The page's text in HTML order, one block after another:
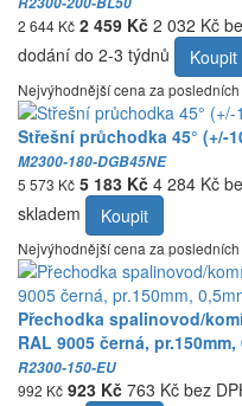
2 644 Kč 2 459 Kč 2 032 Kč
dodání do 2-3 týdnů
Koupit
Nejvýhodnější cena za
Střešní průchodka 45° (+/-
M2300-180-DGB45NE
5 573 Kč 5 183 Kč 4 284 Kč
skladem
Koupit
Nejvýhodnější cena za
Přechodka spalinovod/
RAL 9005 černá, pr.150mm,
R2300-150-EU
992 Kč 923 Kč 763 Kč bez